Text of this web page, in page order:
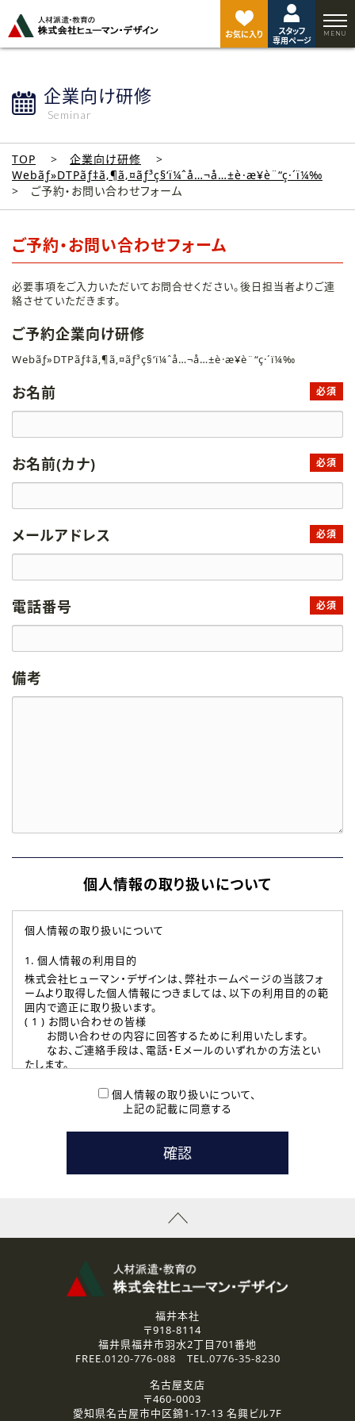
お気に入り
スタッフ
専用ページ
企業向け研修
Seminar
TOP
企業向け研修
Webãƒ»DTPãƒ‡ã‚¶ã‚¤ãƒ³ç§‘ï¼ˆå…¬å…±è·æ¥­è¨“ç·´ï¼‰
ご予約・お問い合わせフォーム
ご予約・お問い合わせフォーム
必要事項をご入力いただいてお問合せください。後日担当者よりご連
絡させていただきます。
ご予約企業向け研修
Webãƒ»DTPãƒ‡ã‚¶ã‚¤ãƒ³ç§‘ï¼ˆå…¬å…±è·æ¥­è¨“ç·´ï¼‰
お名前 必須
お名前(カナ) 必須
メールアドレス 必須
電話番号 必須
備考
個人情報の取り扱いについて
個人情報の取り扱いについて
1. 個人情報の利用目的
株式会社ヒューマン・デザインは、弊社ホームページの当該フォ
ームより取得した個人情報につきましては、以下の利用目的の範
囲内で適正に取り扱います。
( 1 ) お問い合わせの皆様
お問い合わせの内容に回答するために利用いたします。
なお、ご連絡手段は、電話・Ｅメールのいずれかの方法とい
たします。
本登録に関するご連絡および本登録時の参考情報として利
たします。
( 3 ) スタッフ派遣を検討されている企業の皆様
お問い合わせの内容に回答するために利用いたします。
なお、ご連絡手段は、電話・Ｅメールのいずれかの方法とい
資料送付、受講相談に関するご連絡のために利用いたしま
その他、お問い合わせの内容に回答するために利用いたし
なお、ご連絡手段は、電話・Ｅメールのいずれかの方法とい
2.個人情報の第三者提供
ご提供いただいた個人情報は、法令等の規定に従う場合を除き、
3.個人情報の取り扱いの委託
弊社の定める個人情報保護の評価基準を満たした委託先に、個
個人情報の取り扱いについて、
上記の記載に同意する
ジ
ト
福井本社
〒918-8114
福井県福井市羽水2丁目701番地
FREE.0120-776-088 TEL.0776-35-8230
名古屋支店
〒460-0003
愛知県名古屋市中区錦1-17-13 名興ビル7F